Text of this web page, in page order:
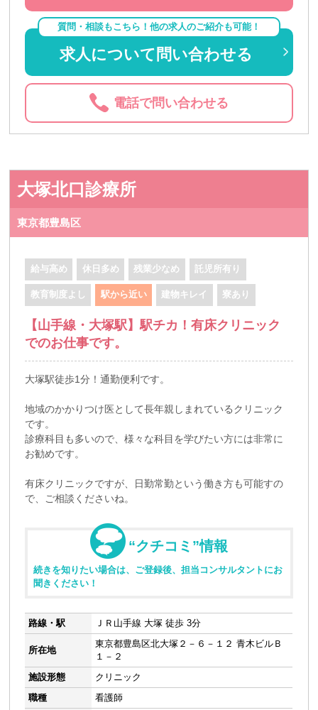
質問・相談もこちら！他の求人のご紹介も可能！
求人について問い合わせる
電話で問い合わせる
大塚北口診療所
東京都豊島区
給与高め 休日多め 残業少なめ 託児所有り
教育制度よし 駅から近い 建物キレイ 寮あり
【山手線・大塚駅】駅チカ！有床クリニック
でのお仕事です。
大塚駅徒歩1分！通勤便利です。
地域のかかりつけ医として長年親しまれているクリニック
です。
診療科目も多いので、様々な科目を学びたい方には非常に
お勧めです。
有床クリニックですが、日勤常勤という働き方も可能すの
で、ご相談くださいね。
“クチコミ”情報
続きを知りたい場合は、ご登録後、担当コンサルタントにお
聞きください！
路線・駅 ＪＲ山手線 大塚 徒歩 3分
所在地
東京都豊島区北大塚２－６－１２ 青木ビルＢ
１－２
施設形態
クリニック
職種
看護師